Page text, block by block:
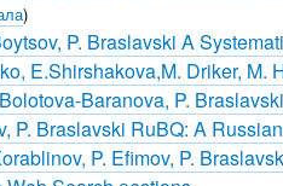
)
P. Braslavski A
E.Shirshakova,M. Driker,
Baranova, P.
P. Braslavski RuBQ: A
P. Efimov, P.